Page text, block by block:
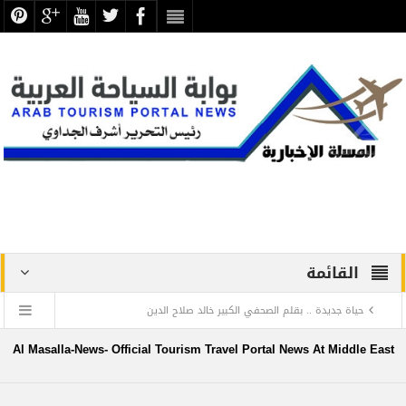
القائمة
حياة جديدة .. بقلم الصحفي الكبير خالد صلاح الدين
دراسة علمية ترصد الاكتشافات الأثرية والتطوير بجبانة الشاطبي
Al Masalla-News- Official Tourism Travel Portal News At Middle East